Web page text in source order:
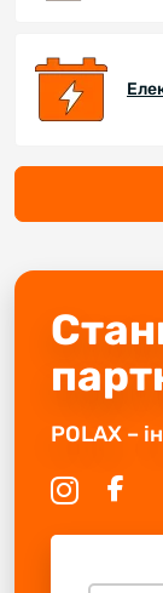
POLAX –